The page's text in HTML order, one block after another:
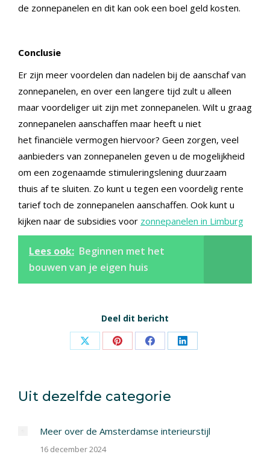
de zonnepanelen en dit kan ook een boel geld kosten.
Conclusie
Er zijn meer voordelen dan nadelen bij de aanschaf van
zonnepanelen, en over een langere tijd zult u alleen
maar voordeliger uit zijn met zonnepanelen. Wilt u graag
zonnepanelen aanschaffen maar heeft u niet
het financiële vermogen hiervoor? Geen zorgen, veel
aanbieders van zonnepanelen geven u de mogelijkheid
om een zogenaamde stimuleringslening duurzaam
thuis af te sluiten. Zo kunt u tegen een voordelig rente
tarief toch de zonnepanelen aanschaffen. Ook kunt u
kijken naar de subsidies voor zonnepanelen in Limburg
Lees ook: Beginnen met het
bouwen van je eigen huis
Deel dit bericht
Share Share Share Share
Uit dezelfde categorie
Meer over de Amsterdamse interieurstijl
16 december 2024